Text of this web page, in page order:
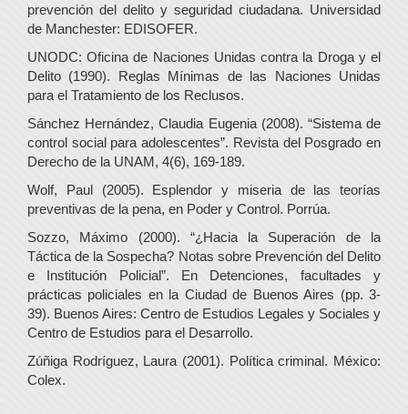
prevención del delito y seguridad ciudadana. Universidad
de Manchester: EDISOFER.
UNODC: Oficina de Naciones Unidas contra la Droga y el
Delito (1990). Reglas Mínimas de las Naciones Unidas
para el Tratamiento de los Reclusos.
Sánchez Hernández, Claudia Eugenia (2008). “Sistema de
control social para adolescentes”. Revista del Posgrado en
Derecho de la UNAM, 4(6), 169-189.
Wolf, Paul (2005). Esplendor y miseria de las teorías
preventivas de la pena, en Poder y Control. Porrúa.
Sozzo, Máximo (2000). “¿Hacia la Superación de la
Táctica de la Sospecha? Notas sobre Prevención del Delito
e Institución Policial”. En Detenciones, facultades y
prácticas policiales en la Ciudad de Buenos Aires (pp. 3-
39). Buenos Aires: Centro de Estudios Legales y Sociales y
Centro de Estudios para el Desarrollo.
Zúñiga Rodríguez, Laura (2001). Política criminal. México:
Colex.